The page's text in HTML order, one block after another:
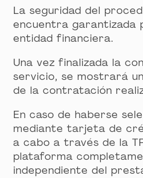
La seguridad del
encuentra garantizada
entidad financiera.
Una vez finalizada la
servicio, se mostrará
de la contratación
En caso de haberse
mediante tarjeta de
a cabo a través de la
plataforma
independiente del